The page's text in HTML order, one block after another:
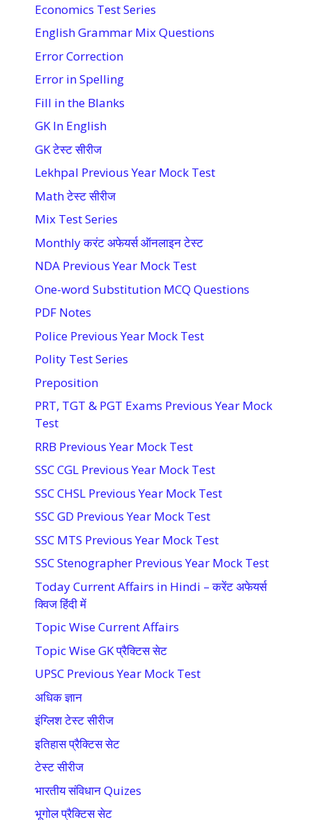
Economics Test Series
English Grammar Mix Questions
Error Correction
Error in Spelling
Fill in the Blanks
GK In English
GK टेस्ट सीरीज
Lekhpal Previous Year Mock Test
Math टेस्ट सीरीज
Mix Test Series
Monthly करंट अफेयर्स ऑनलाइन टेस्ट
NDA Previous Year Mock Test
One-word Substitution MCQ Questions
PDF Notes
Police Previous Year Mock Test
Polity Test Series
Preposition
PRT, TGT & PGT Exams Previous Year Mock
Test
RRB Previous Year Mock Test
SSC CGL Previous Year Mock Test
SSC CHSL Previous Year Mock Test
SSC GD Previous Year Mock Test
SSC MTS Previous Year Mock Test
SSC Stenographer Previous Year Mock Test
Today Current Affairs in Hindi – करेंट अफेयर्स
क्विज हिंदी में
Topic Wise Current Affairs
Topic Wise GK प्रैक्टिस सेट
UPSC Previous Year Mock Test
अधिक ज्ञान
इंग्लिश टेस्ट सीरीज
इतिहास प्रैक्टिस सेट
टेस्ट सीरीज
भारतीय संविधान Quizes
भूगोल प्रैक्टिस सेट